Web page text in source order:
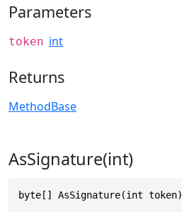
Parameters
token int
Returns
MethodBase
AsSignature(int)
byte[] AsSignature(int token)